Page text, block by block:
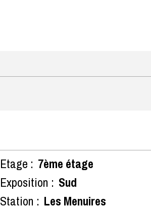
Etage : 7ème étage
Exposition : Sud
Station : Les Menuires